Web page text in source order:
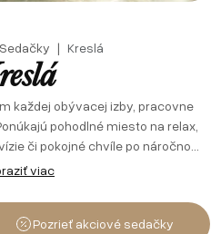
Sedačky Kreslá
každej obývacej izby, pracovne
pohodlné miesto na relax,
či pokojné chvíle po náročnom
kreslá v rôznych štýloch – od
vzhľad. Široká ponuka poťahových
viac
Pozrieť akciové sedačky